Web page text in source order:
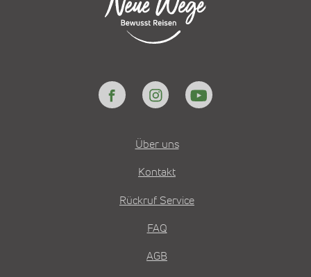
Über uns
Kontakt
Rückruf Service
FAQ
AGB